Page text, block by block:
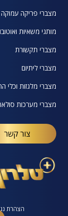
מצברי פריקה עמוקה
מותגי משאיות
מצברי תקשורת
מצברי ליתיום
מצברי מלגזות וכלי
מצברי מערכות
צור קשר
הצהרת